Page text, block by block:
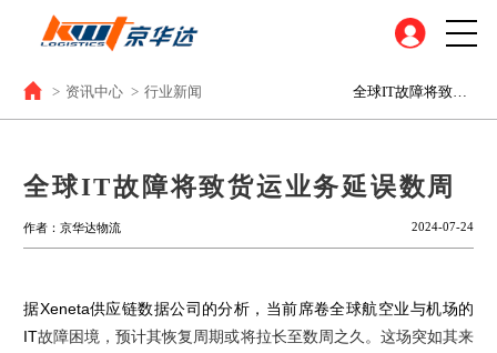
> 资讯中心 > 行业新闻
全球IT故障将致货运业务延误数周
作者：京华达物流 2024-07-24
据Xeneta供应链数据公司的分析，当前席卷全球航空业与机场的
IT故障困境，预计其恢复周期或将拉长至数周之久。这场突如其来